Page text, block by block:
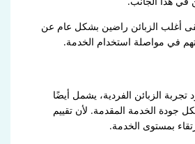
أغلب الزبائن راضين بشكل عام عن
في مواصلة استخدام الخدمة.
تجربة الزبائن الفردية، يشمل أيضًا
جودة الخدمة المقدمة. لأن تقييم
بمستوى الخدمة.